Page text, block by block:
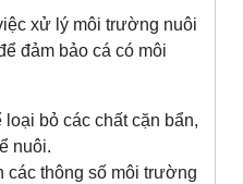
xử lý môi trường nuôi
đảm bảo cá có môi
bỏ các chất cặn bẩn,
nuôi.
các thông số môi trường